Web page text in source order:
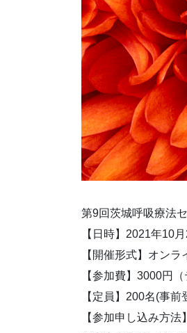
第9回茨城呼吸療法
【日時】2021年10
【開催形式】オン
【参加費】3000円
【定員】200名(事前
【参加申し込み方